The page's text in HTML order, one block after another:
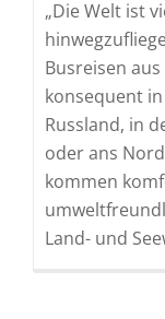
„Die Welt ist
Busreisen
konsequent
Russland, in
oder ans
kommen
Land- und